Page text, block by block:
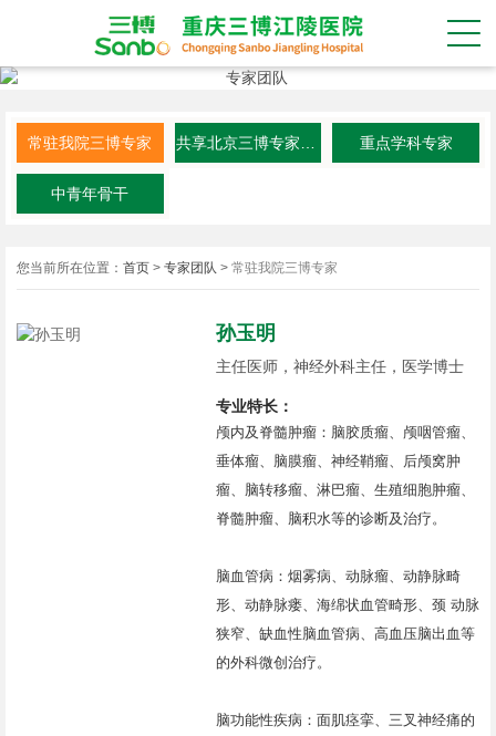
常驻我院三博专家 重点学科专家
中青年骨干
您当前所在位置： 首页 > 专家团队 > 常驻我院三博专家
孙玉明
主任医师，神经外科主任，医学博士
专业特长：
颅内及脊髓肿瘤：脑胶质瘤、颅咽管瘤、
垂体瘤、脑膜瘤、神经鞘瘤、后颅窝肿
瘤、脑转移瘤、淋巴瘤、生殖细胞肿瘤、
脊髓肿瘤、脑积水等的诊断及治疗。
脑血管病：烟雾病、动脉瘤、动静脉畸
形、动静脉瘘、海绵状血管畸形、颈 动脉
狭窄、缺血性脑血管病、高血压脑出血等
的外科微创治疗。
脑功能性疾病：面肌痉挛、三叉神经痛的